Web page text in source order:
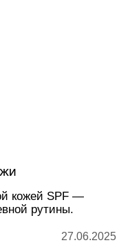
кожей SPF —
рутины.
27.06.2025